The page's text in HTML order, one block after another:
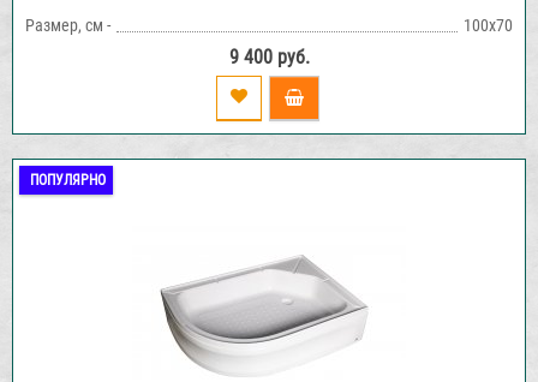
Размер, см - 100х70
9 400 руб.
ПОПУЛЯРНО